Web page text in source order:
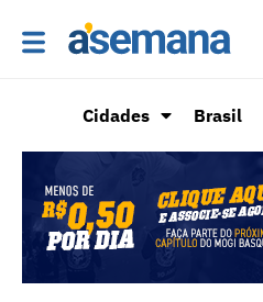
Cidades Brasil